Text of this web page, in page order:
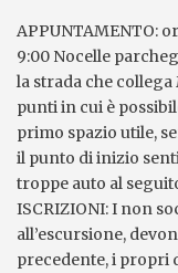
APPUNTAMENTO:
9:00 Nocelle
la strada che
punti in cui è
primo spazio utile,
il punto di inizio
troppe auto al
ISCRIZIONI: I non
all’escursione,
precedente, i propri